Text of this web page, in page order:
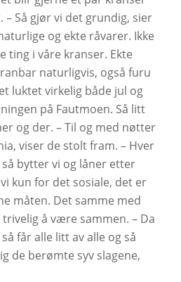
Så gjør vi det grundig, sier
og ekte råvarer. Ikke
ting i våre kranser. Ekte
naturligvis, også furu
luktet virkelig både jul og
på Fautmoen. Så litt
og der. – Til og med nøtter
viser de stolt fram. – Hver
bytter vi og låner etter
kun for det sosiale, det er
måten. Det samme med
å være sammen. – Da
får alle litt av alle og så
de berømte syv slagene,